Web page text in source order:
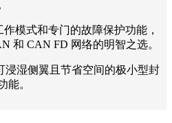
模式和专门的故障保护功能，
和 CAN FD 网络的明智之选。
浸湿侧翼且节省空间的极小型封
能。